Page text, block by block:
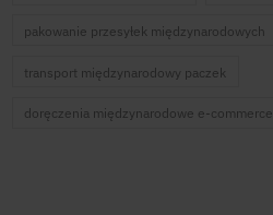
pakowanie przesyłek międzynarodowych
transport międzynarodowy paczek
doręczenia międzynarodowe e-commerce